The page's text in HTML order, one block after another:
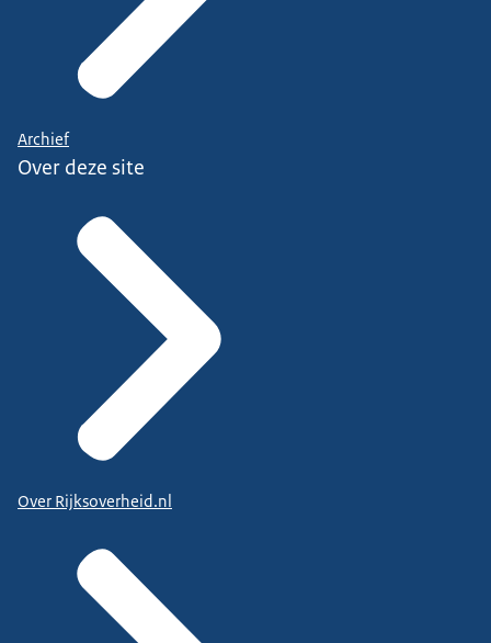
Archief
Over deze site
Over Rijksoverheid.nl